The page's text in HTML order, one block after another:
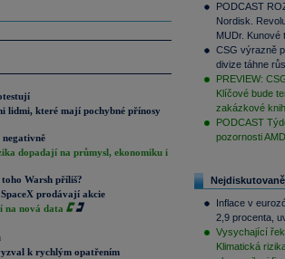
lidmi, které mají pochybné přínosy
dopadají na průmysl, ekonomiku i
Warsh příliš?
prodávají akcie
na nová data
k rychlým opatřením
PODCAST
Nordisk.
MUDr. Kunové
CSG výrazně
divize táhne
PREVIEW:
Klíčové bude
zakázkové
PODCAST
pozornosti
Inflace v
2,9 procenta,
Vysychající
Klimatická